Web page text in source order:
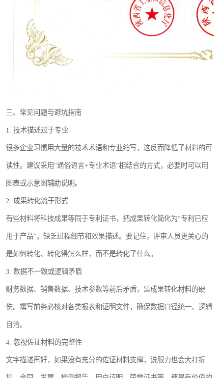
三、常见问题与避坑指南
1. 技术描述过于专业
很多企业习惯用大量的技术术语和专业缩写，这反而降低了材料的可
读性。建议采用“通俗语言+专业术语”相结合的方式，必要时可以用
图表或示意图辅助说明。
2. 成果转化流于形式
有些材料将科技成果等同于专利证书，把成果转化简化为“专利已应
用于产品”，缺乏过程细节和效果描述。要记住，评审人员更关心的
是如何转化、转化得怎么样，而不是转化了什么。
3. 数据不一致或逻辑矛盾
财务数据、销售数据、技术参数等前后矛盾，是成果转化材料的硬
伤。撰写前务必核对各类报表和证明文件，确保数据口径统一、逻辑
自洽。
4. 忽视佐证材料的完整性
文字描述再好，如果没有充分的佐证材料支撑，说服力也会大打折